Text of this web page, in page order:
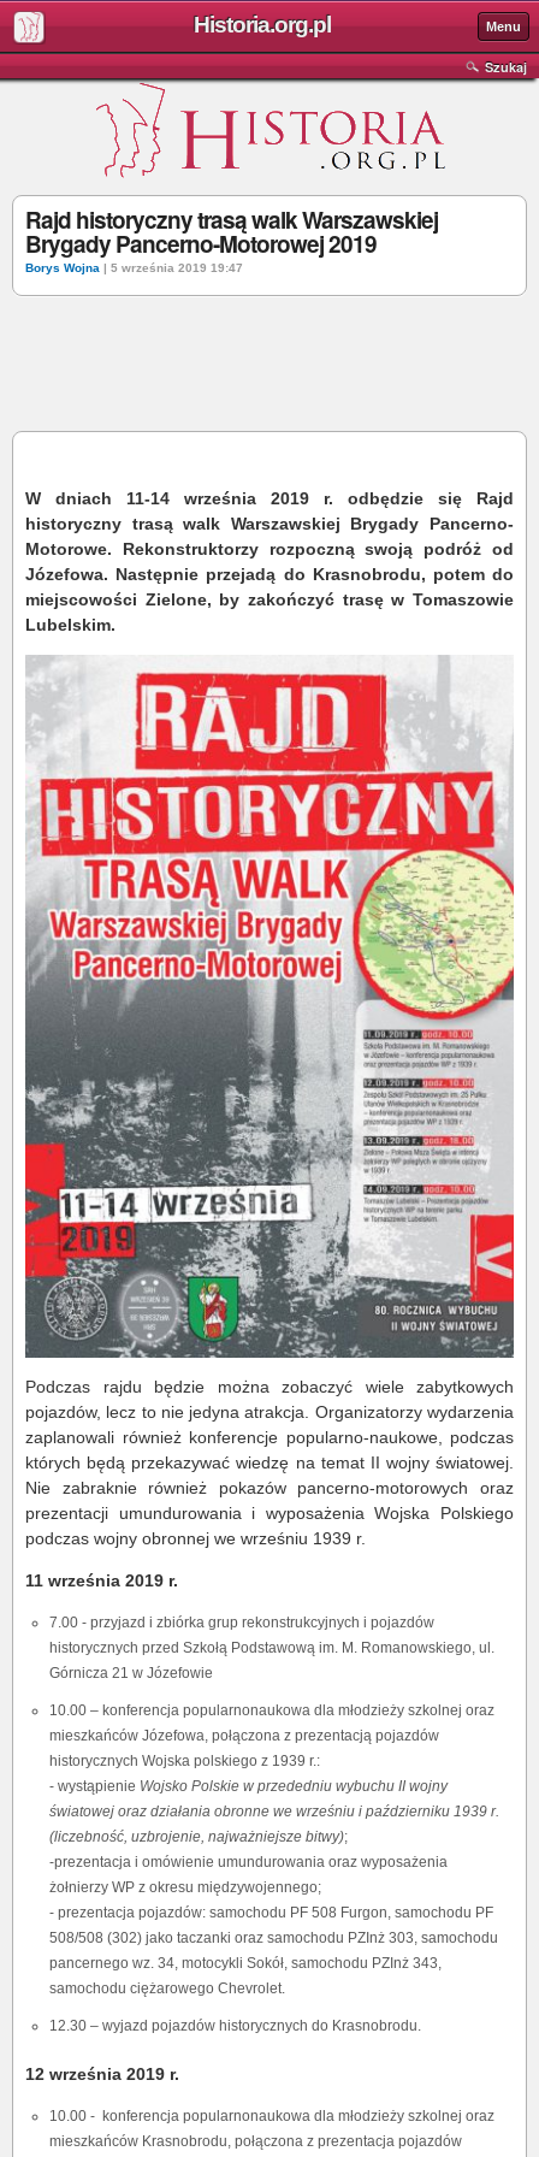
Historia.org.pl Menu
Szukaj
Rajd historyczny trasą walk Warszawskiej
Brygady Pancerno-Motorowej 2019
Borys Wojna | 5 września 2019 19:47
W dniach 11-14 września 2019 r. odbędzie się Rajd
historyczny trasą walk Warszawskiej Brygady Pancerno-
Motorowe. Rekonstruktorzy rozpoczną swoją podróż od
Józefowa. Następnie przejadą do Krasnobrodu, potem do
miejscowości Zielone, by zakończyć trasę w Tomaszowie
Lubelskim.
Podczas rajdu będzie można zobaczyć wiele zabytkowych
pojazdów, lecz to nie jedyna atrakcja. Organizatorzy wydarzenia
zaplanowali również konferencje popularno-naukowe, podczas
których będą przekazywać wiedzę na temat II wojny światowej.
Nie zabraknie również pokazów pancerno-motorowych oraz
prezentacji umundurowania i wyposażenia Wojska Polskiego
podczas wojny obronnej we wrześniu 1939 r.
11 września 2019 r.
7.00 - przyjazd i zbiórka grup rekonstrukcyjnych i pojazdów
historycznych przed Szkołą Podstawową im. M. Romanowskiego, ul.
Górnicza 21 w Józefowie
10.00 – konferencja popularnonaukowa dla młodzieży szkolnej oraz
mieszkańców Józefowa, połączona z prezentacją pojazdów
historycznych Wojska polskiego z 1939 r.:
- wystąpienie Wojsko Polskie w przededniu wybuchu II wojny
światowej oraz działania obronne we wrześniu i październiku 1939 r.
(liczebność, uzbrojenie, najważniejsze bitwy);
-prezentacja i omówienie umundurowania oraz wyposażenia
żołnierzy WP z okresu międzywojennego;
- prezentacja pojazdów: samochodu PF 508 Furgon, samochodu PF
508/508 (302) jako taczanki oraz samochodu PZInż 303, samochodu
pancernego wz. 34, motocykli Sokół, samochodu PZInż 343,
samochodu ciężarowego Chevrolet.
12.30 – wyjazd pojazdów historycznych do Krasnobrodu.
12 września 2019 r.
10.00 - konferencja popularnonaukowa dla młodzieży szkolnej oraz
mieszkańców Krasnobrodu, połączona z prezentacja pojazdów